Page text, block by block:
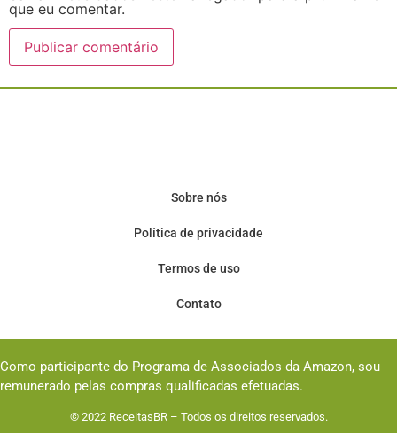
que eu comentar.
Sobre nós
Política de privacidade
Termos de uso
Contato
Como participante do Programa de Associados da Amazon, sou
remunerado pelas compras qualificadas efetuadas.
© 2022 ReceitasBR– Todos os direitos reservados.